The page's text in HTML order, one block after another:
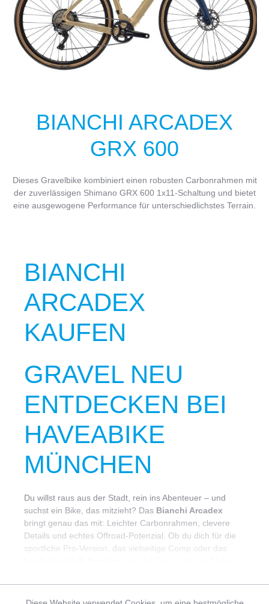
BIANCHI ARCADEX
GRX 600
Dieses Gravelbike kombiniert einen robusten Carbonrahmen mit
der zuverlässigen Shimano GRX 600 1x11-Schaltung und bietet
eine ausgewogene Performance für unterschiedlichstes Terrain.
BIANCHI
ARCADEX
KAUFEN
GRAVEL NEU
ENTDECKEN BEI
HAVEABIKE
MÜNCHEN
Du willst raus aus der Stadt, rein ins Abenteuer – und
suchst ein Bike, das mitzieht? Das Bianchi Arcadex
bringt genau das mit: Leichter Carbonrahmen, clevere
Details und echtes Offroad-Potenzial. Ob du dich für die
sportliche Pro-Version, das vielseitige Comp oder das